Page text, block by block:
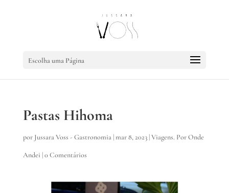
Escolha uma Página
Pastas Hihoma
por Jussara Voss - Gastronomia|mar 8, 2023|Viagens. Por Onde
Andei |0 Comentários